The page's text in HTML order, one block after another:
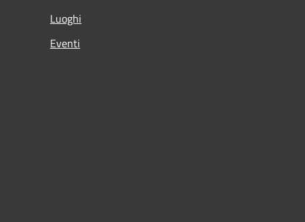
Luoghi
Eventi